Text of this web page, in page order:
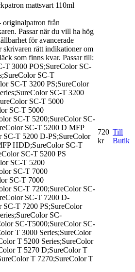
mattsvart 110ml
originalpatron från
Passar när du vill ha hög
för avancerade
skrivaren rätt indikationer om
som finns kvar. Passar till:
T 3000 POS;SureColor SC-
SC-T
SC-T 3200 PS;SureColor
SC-T 3200
SC-T 5000
SC-T 5000
SC-T 5200;SureColor SC-
SC-T 5200 D MFP
SC-T 5200 D-PS;SureColor
HDD;SureColor SC-T
SC-T 5200 PS
SC-T 5200
SC-T 7000
SC-T 7000
SC-T 7200;SureColor SC-
SC-T 7200 D-
SC-T 7200 PS;SureColor
SC-
SC-T5000;SureColor SC-
T 3000 Series;SureColor
T 5200 Series;SureColor
T 5270 D;SureColor T
T 7270;SureColor T
720
kr
Till
Butik